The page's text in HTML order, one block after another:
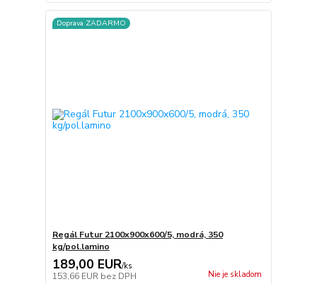
Doprava ZADARMO
Regál Futur 2100x900x600/5, modrá, 350
kg/pol.lamino
189,00 EUR/ks
153,66 EUR bez DPH Nie je skladom